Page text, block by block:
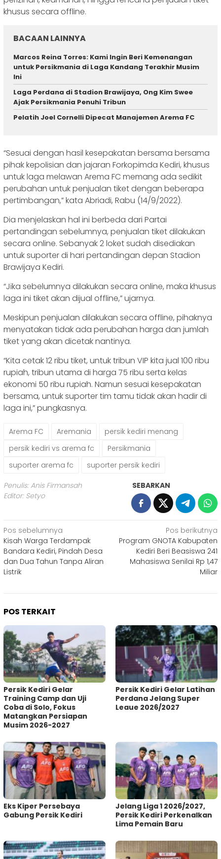
khusus secara offline.
BACAAN LAINNYA
Marcos Reina Torres: Kami Ingin Beri Kemenangan
untuk Persikmania di Laga Kandang Terakhir Musim
Ini
Laga Perdana di Stadion Brawijaya, Ong Kim Swee
Ajak Persikmania Penuhi Tribun
Pelatih Joel Cornelli Dipecat Manajemen Arema FC
“Sesuai dengan hasil kesepakatan bersama bersama
pihak kepolisian dan jajaran Forkopimda Kediri, khusus
untuk laga melawan Arema FC memang ada sedikit
perubahan untuk penjualan tiket dengan beberapa
pertimbangan,” kata Abriadi, Rabu (14/9/2022).
Dia menjelaskan hal ini berbeda dari Partai
pertandingan sebelumnya, penjualan tiket dilakukan
secara online. Sebanyak 2 loket sudah disediakan
untuk suporter di hari pertandingan depan Stadion
Brawijaya Kediri.
“Jika sebelumnya dilakukan secara online, maka khusus
laga ini tiket akan dijual offline,” ujarnya.
Meskipun penjualan dilakukan secara offline, pihaknya
menyatakan tidak ada perubahan harga dan jumlah
tiket yang akan dicetak nantinya.
“Kita cetak 12 ribu tiket, untuk tribun VIP kita jual 100 ribu
rupiah, tribun utama di harga 75 ribu serta kelas
ekonomi 50 ribu rupiah. Namun sesuai kesepakatan
bersama, untuk suporter tim tamu tidak akan hadir di
laga ini,” pungkasnya.
Arema FC Aremania
persik kediri menang
persik kediri vs arema fc
Persikmania
suporter arema fc
suporter persik kediri
Penulis: Anis Firmansah
Editor: Setyo
SEBARKAN
Navigasi
pos
Pos sebelumnya
Kisah Warga Terdampak
Bandara Kediri, Pindah Desa
dan Dua Tahun Tanpa Aliran
Listrik
Pos berikutnya
Program GNOTA Kabupaten
Kediri Beri Beasiswa 241
Mahasiswa Senilai Rp 1,47
Miliar
POS TERKAIT
Persik Kediri Gelar
Training Camp dan Uji
Coba di Solo, Fokus
Matangkan Persiapan
Musim 2026-2027
Persik Kediri Gelar Latihan
Perdana Jelang Super
Leaue 2026/2027
Eks Kiper Persebaya
Gabung Persik Kediri
Jelang Liga 1 2026/2027,
Persik Kediri Perkenalkan
Lima Pemain Baru